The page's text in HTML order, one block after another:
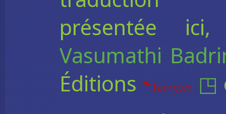
présentée
Vasumathi
Éditions